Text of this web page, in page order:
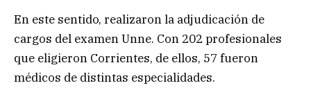
En este sentido, realizaron la adjudicación de
cargos del examen Unne. Con 202 profesionales
que eligieron Corrientes, de ellos, 57 fueron
médicos de distintas especialidades.